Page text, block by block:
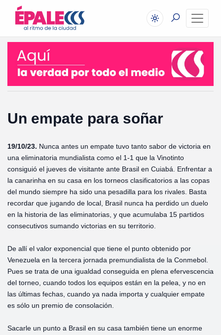
Un empate para soñar
19/10/23. Nunca antes un empate tuvo tanto sabor de victoria en
una eliminatoria mundialista como el 1-1 que la Vinotinto
consiguió el jueves de visitante ante Brasil en Cuiabá. Enfrentar a
la canarinha en su casa en los torneos clasificatorios a las copas
del mundo siempre ha sido una pesadilla para los rivales. Basta
recordar que jugando de local, Brasil nunca ha perdido un duelo
en la historia de las eliminatorias, y que acumulaba 15 partidos
consecutivos sumando victorias en su territorio.
De allí el valor exponencial que tiene el punto obtenido por
Venezuela en la tercera jornada premundialista de la Conmebol.
Pues se trata de una igualdad conseguida en plena efervescencia
del torneo, cuando todos los equipos están en la pelea, y no en
las últimas fechas, cuando ya nada importa y cualquier empate
es sólo un premio de consolación.
Sacarle un punto a Brasil en su casa también tiene un enorme